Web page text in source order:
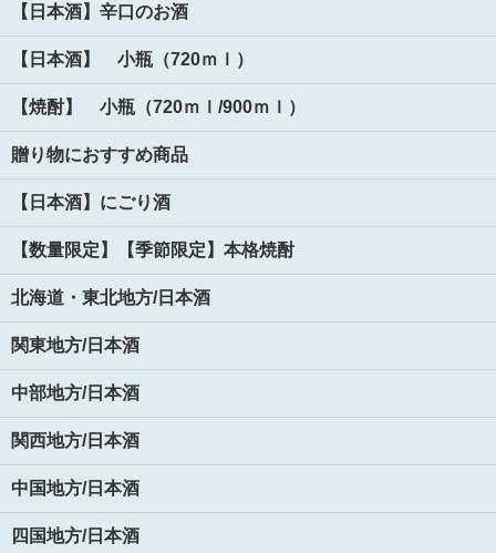
【日本酒】辛口のお酒
【日本酒】 小瓶（720ｍｌ）
【焼酎】 小瓶（720ｍｌ/900ｍｌ）
贈り物におすすめ商品
【日本酒】にごり酒
【数量限定】【季節限定】本格焼酎
北海道・東北地方/日本酒
関東地方/日本酒
中部地方/日本酒
関西地方/日本酒
中国地方/日本酒
四国地方/日本酒